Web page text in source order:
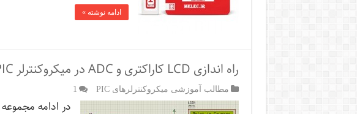
ادامه نوشته »
راه اندازی LCD کاراکتری و ADC در میکروکنترلر PIC
مطالب آموزشی میکروکنترلرهای PIC 1